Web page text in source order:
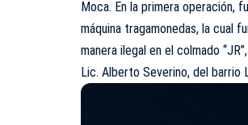
Moca. En la primera operación,
máquina tragamonedas, la cual
manera ilegal en el colmado
Lic. Alberto Severino, del barrio